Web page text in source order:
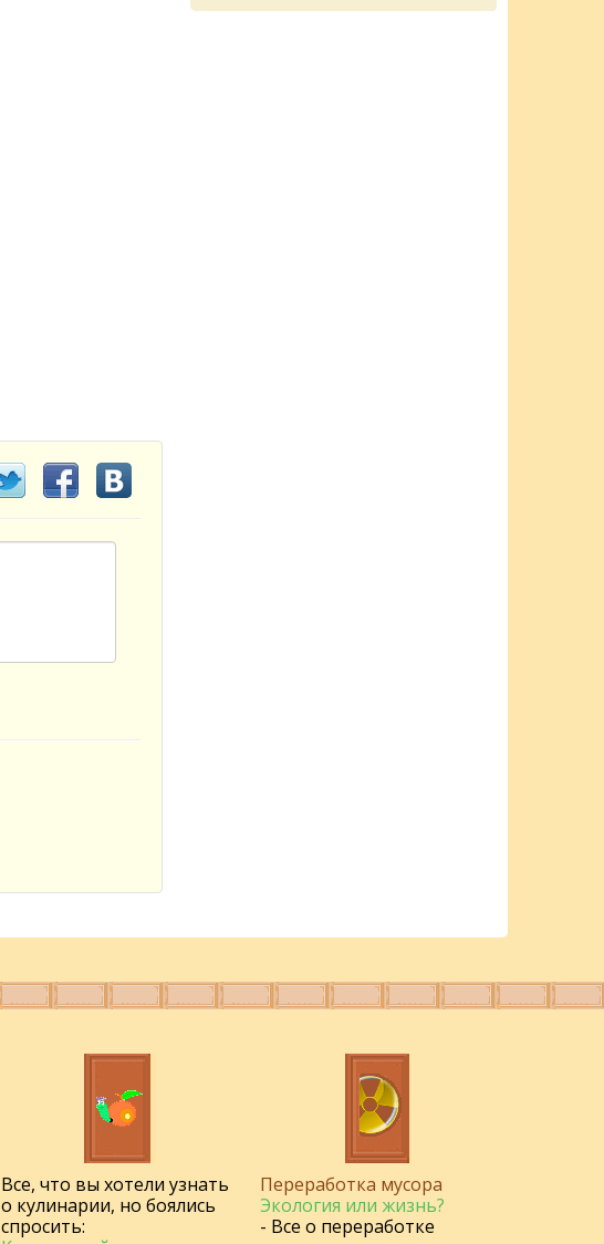
Все, что вы хотели узнать
о кулинарии, но боялись
спросить:
Переработка мусора
Экология или жизнь?
- Все о переработке